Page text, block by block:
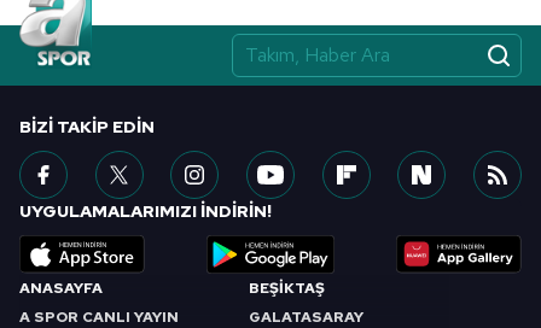
ANASAYFA
A SPOR CANLI YAYIN
BEŞİKTAŞ
GALATASARAY
BIZI TAKIP EDIN
UYGULAMALARIMIZI İNDİRİN!